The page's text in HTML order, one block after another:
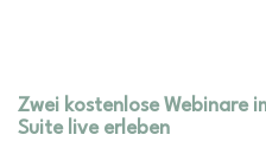
Zwei kostenlose Webinare
Suite live erleben